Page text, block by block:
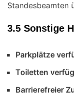
Standesbeamten
3.5 Sonstige
Parkplätze
Toiletten
Barrierefreier